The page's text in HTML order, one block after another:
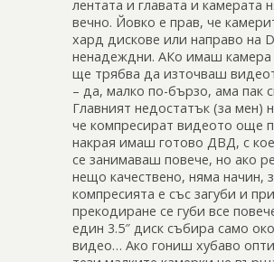
лентата и главата и камерата
вечно. Йовко е прав, че
хард дискове или направо на
ненадеждни. АКо имаш камера
ще трябва да източваш
– да, малко по-бързо, ама пак
Главният недостатък (за мен)
че компресират видеото още
накрая имаш готово ДВД, с
се занимаваш повече, но ако
нещо качествено, няма начин,
компресията е със загуби и
прекодиране се губи все
един 3.5″ диск събира само
видео… Ако гониш хубаво